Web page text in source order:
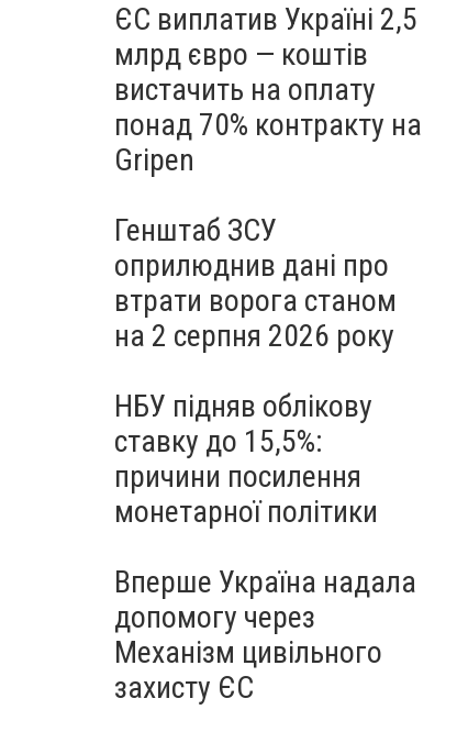
ЄС виплатив Україні 2,5
млрд євро — коштів
вистачить на оплату
понад 70% контракту на
Gripen
Генштаб ЗСУ
оприлюднив дані про
втрати ворога станом
на 2 серпня 2026 року
НБУ підняв облікову
ставку до 15,5%:
причини посилення
монетарної політики
Вперше Україна надала
допомогу через
Механізм цивільного
захисту ЄС